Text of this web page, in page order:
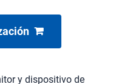
y dispositivo de